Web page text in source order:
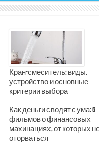
Кран-смеситель: виды,
устройство и основные
критерии выбора
Как деньги сводят с ума: 6
фильмов о финансовых
махинациях, от которых
оторваться